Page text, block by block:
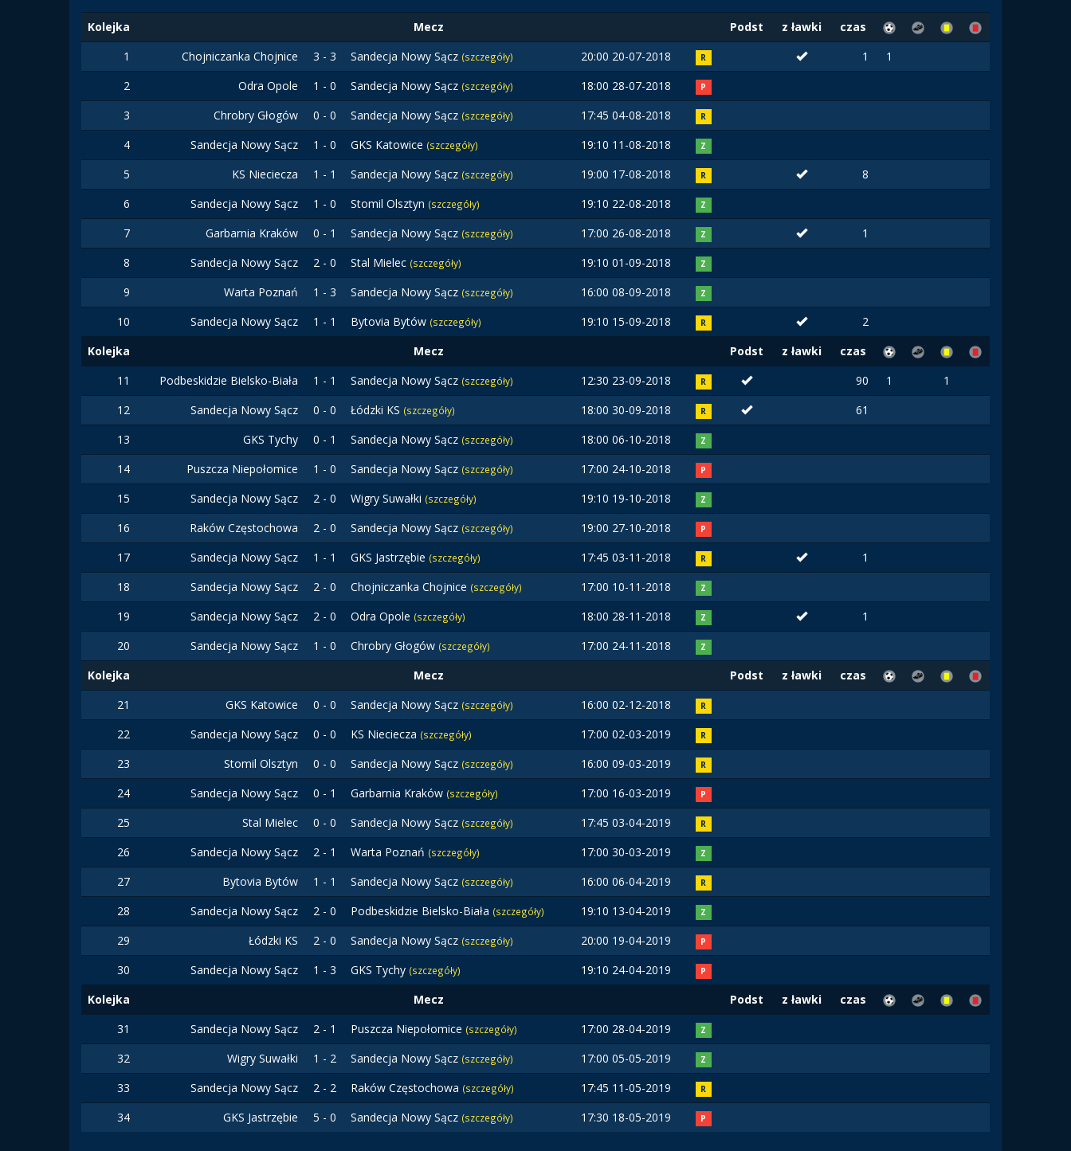
Kolejka Mecz Podst z ławki
czas
1
Chojniczanka Chojnice 3 - 3 Sandecja Nowy Sącz (szczegóły) 20:00 20-07-2018 R 1
1
2
Odra Opole 1 - 0 Sandecja Nowy Sącz (szczegóły) 18:00 28-07-2018 P
3 Chrobry Głogów 0 - 0 Sandecja Nowy Sącz (szczegóły) 17:45 04-08-2018 R
4 Sandecja Nowy Sącz 1 - 0 GKS Katowice (szczegóły) 19:10 11-08-2018 Z
5 KS Nieciecza 1 - 1 Sandecja Nowy Sącz (szczegóły) 19:00 17-08-2018 R
8
6
Sandecja Nowy Sącz 1 - 0 Stomil Olsztyn (szczegóły) 19:10 22-08-2018 Z
7 Garbarnia Kraków 0 - 1 Sandecja Nowy Sącz (szczegóły) 17:00 26-08-2018 Z
1
8
Sandecja Nowy Sącz 2 - 0 Stal Mielec (szczegóły) 19:10 01-09-2018 Z
9 Warta Poznań 1 - 3 Sandecja Nowy Sącz (szczegóły) 16:00 08-09-2018 Z
10 Sandecja Nowy Sącz 1 - 1 Bytovia Bytów (szczegóły) 19:10 15-09-2018 R
2
Kolejka
Mecz Podst z ławki
czas
11
Podbeskidzie Bielsko-Biała 1 - 1 Sandecja Nowy Sącz (szczegóły) 12:30 23-09-2018 R 90 1
1
12
Sandecja Nowy Sącz 0 - 0 Łódzki KS (szczegóły) 18:00 30-09-2018 R
61
13
GKS Tychy 0 - 1 Sandecja Nowy Sącz (szczegóły) 18:00 06-10-2018 Z
14 Puszcza Niepołomice 1 - 0 Sandecja Nowy Sącz (szczegóły) 17:00 24-10-2018 P
15 Sandecja Nowy Sącz 2 - 0 Wigry Suwałki (szczegóły) 19:10 19-10-2018 Z
16 Raków Częstochowa 2 - 0 Sandecja Nowy Sącz (szczegóły) 19:00 27-10-2018 P
17 Sandecja Nowy Sącz 1 - 1 GKS Jastrzębie (szczegóły) 17:45 03-11-2018 R
1
18
Sandecja Nowy Sącz 2 - 0 Chojniczanka Chojnice (szczegóły) 17:00 10-11-2018 Z
19 Sandecja Nowy Sącz 2 - 0 Odra Opole (szczegóły) 18:00 28-11-2018 Z
1
20
Sandecja Nowy Sącz 1 - 0 Chrobry Głogów (szczegóły) 17:00 24-11-2018 Z
Kolejka Mecz Podst z ławki
czas
21
GKS Katowice 0 - 0 Sandecja Nowy Sącz (szczegóły) 16:00 02-12-2018 R
22 Sandecja Nowy Sącz 0 - 0 KS Nieciecza (szczegóły) 17:00 02-03-2019 R
23 Stomil Olsztyn 0 - 0 Sandecja Nowy Sącz (szczegóły) 16:00 09-03-2019 R
24 Sandecja Nowy Sącz 0 - 1 Garbarnia Kraków (szczegóły) 17:00 16-03-2019 P
25 Stal Mielec 0 - 0 Sandecja Nowy Sącz (szczegóły) 17:45 03-04-2019 R
26 Sandecja Nowy Sącz 2 - 1 Warta Poznań (szczegóły) 17:00 30-03-2019 Z
27 Bytovia Bytów 1 - 1 Sandecja Nowy Sącz (szczegóły) 16:00 06-04-2019 R
28 Sandecja Nowy Sącz 2 - 0 Podbeskidzie Bielsko-Biała (szczegóły) 19:10 13-04-2019 Z
29 Łódzki KS 2 - 0 Sandecja Nowy Sącz (szczegóły) 20:00 19-04-2019 P
30 Sandecja Nowy Sącz 1 - 3 GKS Tychy (szczegóły) 19:10 24-04-2019 P
Kolejka Mecz Podst z ławki
czas
31
Sandecja Nowy Sącz 2 - 1 Puszcza Niepołomice (szczegóły) 17:00 28-04-2019 Z
32 Wigry Suwałki 1 - 2 Sandecja Nowy Sącz (szczegóły) 17:00 05-05-2019 Z
33 Sandecja Nowy Sącz 2 - 2 Raków Częstochowa (szczegóły) 17:45 11-05-2019 R
34 GKS Jastrzębie 5 - 0 Sandecja Nowy Sącz (szczegóły) 17:30 18-05-2019 P